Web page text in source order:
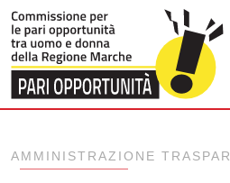
Home Amministrazione
AMMINISTRAZIONE